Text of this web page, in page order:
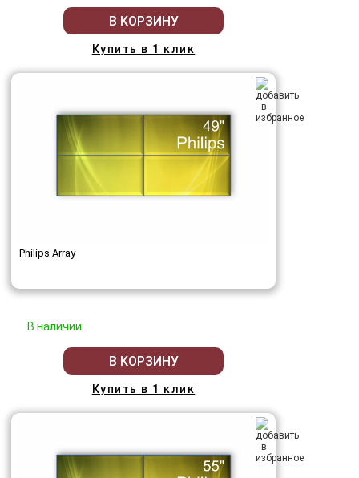
В КОРЗИНУ
Купить в 1 клик
Philips Array
В наличии
В КОРЗИНУ
Купить в 1 клик